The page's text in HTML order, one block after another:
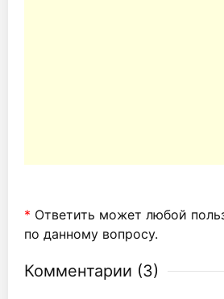
* Ответить может любой
по данному вопросу.
Комментарии (3)